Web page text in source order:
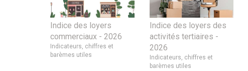
Indice des loyers
commerciaux - 2026
Indicateurs, chiffres et
barèmes utiles
Indice des loyers des
activités tertiaires -
2026
Indicateurs, chiffres et
barèmes utiles